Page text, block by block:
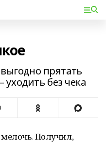
прятать
уходить без чека
Получил,